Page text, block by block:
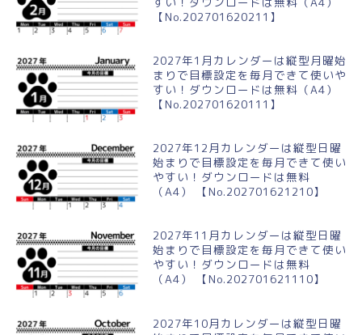
【No.202701620211】
2027年1月カレンダーは縦型月曜始
まりで目標設定を毎月できて使いや
すい！ダウンロードは無料（A4）
【No.202701620111】
2027年12月カレンダーは縦型日曜
始まりで目標設定を毎月できて使い
やすい！ダウンロードは無料
（A4） 【No.202701621210】
2027年11月カレンダーは縦型日曜
始まりで目標設定を毎月できて使い
やすい！ダウンロードは無料
（A4） 【No.202701621110】
2027年10月カレンダーは縦型日曜